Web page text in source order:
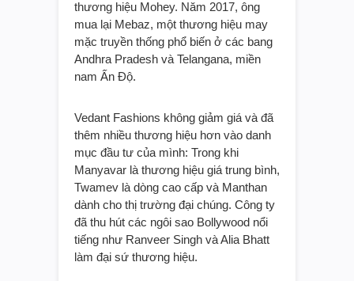
thương hiệu Mohey. Năm 2017, ông
mua lại Mebaz, một thương hiệu may
mặc truyền thống phổ biến ở các bang
Andhra Pradesh và Telangana, miền
nam Ấn Độ.
Vedant Fashions không giảm giá và đã
thêm nhiều thương hiệu hơn vào danh
mục đầu tư của mình: Trong khi
Manyavar là thương hiệu giá trung bình,
Twamev là dòng cao cấp và Manthan
dành cho thị trường đại chúng. Công ty
đã thu hút các ngôi sao Bollywood nổi
tiếng như Ranveer Singh và Alia Bhatt
làm đại sứ thương hiệu.